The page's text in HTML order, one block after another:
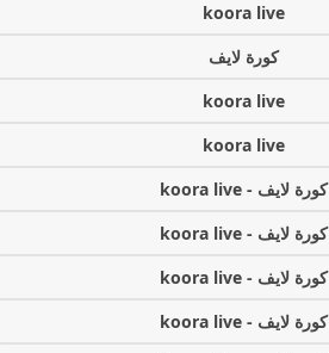
koora live
كورة لايف
koora live
koora live
كورة لايف - koora live
كورة لايف - koora live
كورة لايف - koora live
كورة لايف - koora live